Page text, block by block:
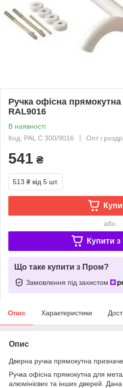
Ручка офісна прямокутна
RAL9016
В наявності
Код: PAL C 300/9016
Опт і
541 ₴
513 ₴ від 5 шт.
або
Купити з
Що таке купити з Пром?
Замовлення під захистом
Опис Характеристики
Опис
Дверна ручка прямокутна
Ручка офісна прямокутна для
алюмінієвих та інших дверей. Дана